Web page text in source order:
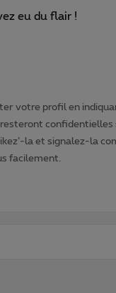
eu du flair !
votre profil en
la et signalez-la
facilement.